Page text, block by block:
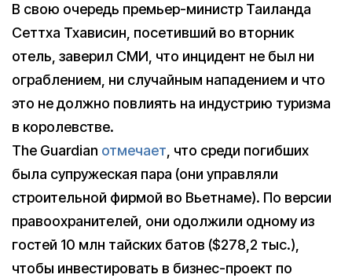
В свою очередь премьер-министр Таиланда
Сеттха Тхависин, посетивший во вторник
отель, заверил СМИ, что инцидент не был ни
ограблением, ни случайным нападением и что
это не должно повлиять на индустрию туризма
в королевстве.
The Guardian отмечает, что среди погибших
была супружеская пара (они управляли
строительной фирмой во Вьетнаме). По версии
правоохранителей, они одолжили одному из
гостей 10 млн тайских батов ($278,2 тыс.),
чтобы инвестировать в бизнес-проект по